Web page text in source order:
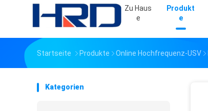
Zu Haus
E
Produkt
E
Startseite Produkte Online Hochfrequenz-USV
Kategorien